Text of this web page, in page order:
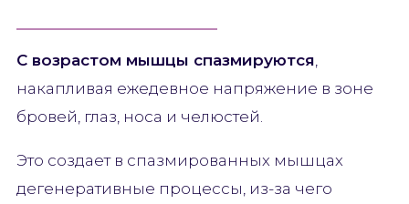
С возрастом мышцы спазмируются
накапливая ежедевное напряжение в зоне
бровей, глаз, носа и челюстей.
Это создает в спазмированных мышцах
дегенеративные процессы, из-за чего